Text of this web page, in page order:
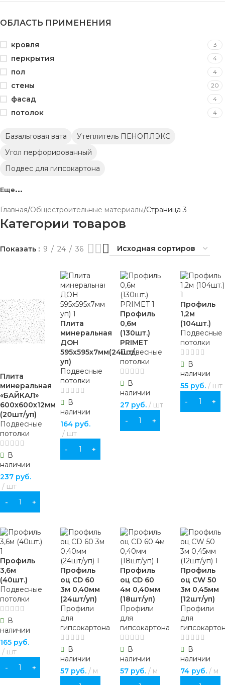
ОБЛАСТЬ ПРИМЕНЕНИЯ
кровля 3
перкрытия 4
пол 4
стены 20
фасад 4
потолок 4
Базальтовая вата
Утеплитель ПЕНОПЛЭКС
Угол перфорированный
Подвес для гипсокартона
Метровые виниловые обои на флизелиновой основе
Полиэтиленовая пленка
Напольные покрытия
Маячковый профиль
Укрывной материал
Еще
Главная Общестроительные материалы Страница 3
Категории товаров
Показать 9 24 36
Плита
минеральная
«БАЙКАЛ»
600х600х12мм
(20шт/уп)
Подвесные
потолки
В
наличии
237 руб.
шт
В КОРЗИНУ
Плита
минеральная
ДОН
595х595х7мм(24шт/
уп)
Подвесные
потолки
В
наличии
164руб.
шт
В КОРЗИНУ
Профиль
0,6м
(130шт.)
PRIMET
Подвесные
потолки
В
наличии
27 руб. шт
В КОРЗИНУ
Профиль
1,2м
(104шт.)
Подвесные
потолки
В
наличии
55руб. шт
В КОРЗИНУ
Профиль
3,6м
(40шт.)
Подвесные
потолки
В
наличии
165 руб.
шт
В КОРЗИНУ
Профиль
оц СD 60
3м 0,40мм
(24шт/уп)
Профили
для
гипсокартона
В
наличии
57руб. м
Профиль
оц СD 60
4м 0,40мм
(18шт/уп)
Профили
для
гипсокартона
В
наличии
57 руб. м
Профиль
оц CW 50
3м 0,45мм
(12шт/уп)
Профили
для
В
наличии
74руб. м